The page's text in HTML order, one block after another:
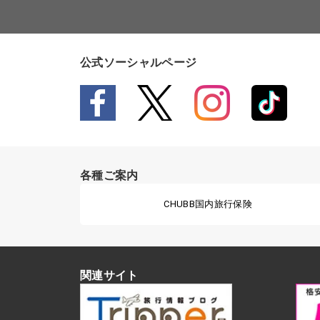
公式ソーシャルページ
各種ご案内
CHUBB国内旅行保険
関連サイト